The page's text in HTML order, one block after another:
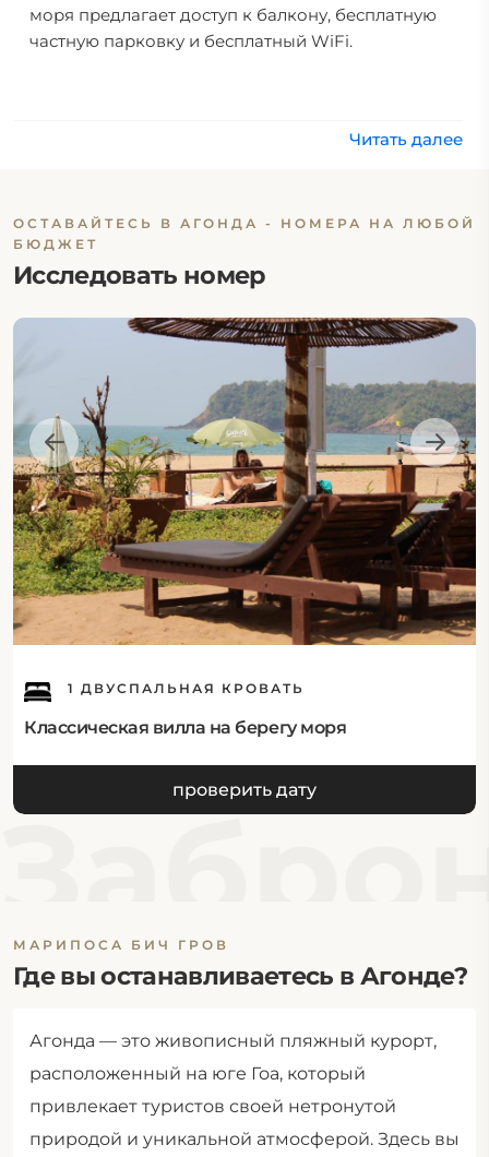
моря предлагает доступ к балкону, бесплатную
частную парковку и бесплатный WiFi.
Читать далее
ОСТАВАЙТЕСЬ В АГОНДА - НОМЕРА НА ЛЮБОЙ
БЮДЖЕТ
Исследовать номер
1 ДВУСПАЛЬНАЯ КРОВАТЬ
Классическая вилла на берегу моря
проверить дату
МАРИПОСА БИЧ ГРОВ
Где вы останавливаетесь в Агонде?
Агонда — это живописный пляжный курорт,
расположенный на юге Гоа, который
привлекает туристов своей нетронутой
природой и уникальной атмосферой. Здесь вы